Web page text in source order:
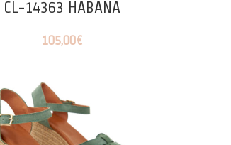
CL-14363 HABANA
105,00€